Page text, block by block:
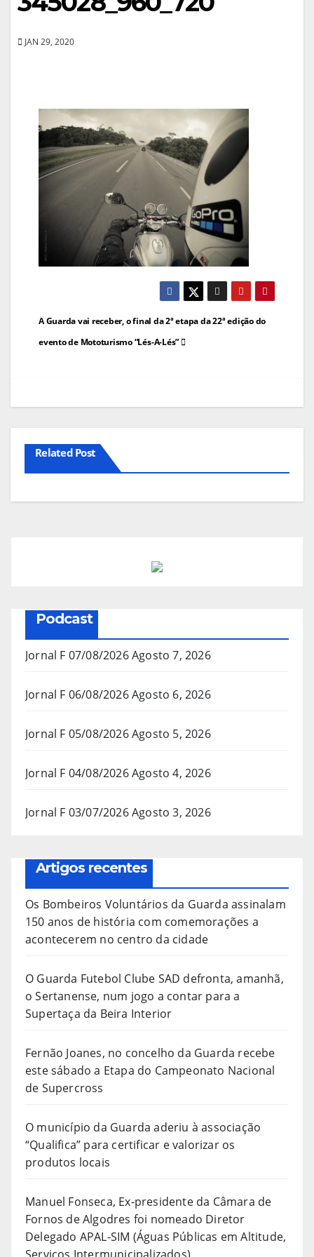
JAN 29, 2020
Navegação
de
A Guarda vai receber, o final da 2ª etapa da 22ª edição do
evento de Mototurismo “Lés-A-Lés”
Related Post
Podcast
Jornal F 07/08/2026Agosto 7, 2026
Jornal F 06/08/2026Agosto 6, 2026
Jornal F 05/08/2026Agosto 5, 2026
Jornal F 04/08/2026Agosto 4, 2026
Jornal F 03/07/2026Agosto 3, 2026
Artigos recentes
Os Bombeiros Voluntários da Guarda assinalam
150 anos de história com comemorações a
acontecerem no centro da cidade
O Guarda Futebol Clube SAD defronta, amanhã,
o Sertanense, num jogo a contar para a
Supertaça da Beira Interior
Fernão Joanes, no concelho da Guarda recebe
este sábado a Etapa do Campeonato Nacional
de Supercross
O município da Guarda aderiu à associação
“Qualifica” para certificar e valorizar os
produtos locais
Manuel Fonseca, Ex-presidente da Câmara de
Fornos de Algodres foi nomeado Diretor
Delegado APAL-SIM (Águas Públicas em Altitude,